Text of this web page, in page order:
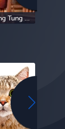
Tung Tung Tung Sahur